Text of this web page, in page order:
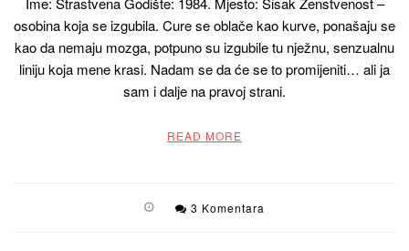
osobina koja se izgubila. Cure se oblače kao kurve, ponašaju se
kao da nemaju mozga, potpuno su izgubile tu nježnu, senzualnu
liniju koja mene krasi. Nadam se da će se to promijeniti… ali ja
sam i dalje na pravoj strani.
READ MORE
3 Komentara